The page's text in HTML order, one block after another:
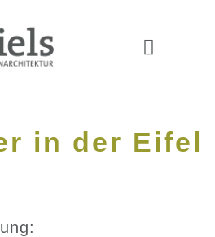
in der Eifel